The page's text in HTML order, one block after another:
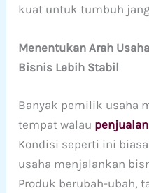
kuat untuk tumbuh
Menentukan Arah
Bisnis Lebih Stabil
Banyak pemilik usaha
tempat walau penjualan
Kondisi seperti ini
usaha menjalankan
Produk berubah-ubah,